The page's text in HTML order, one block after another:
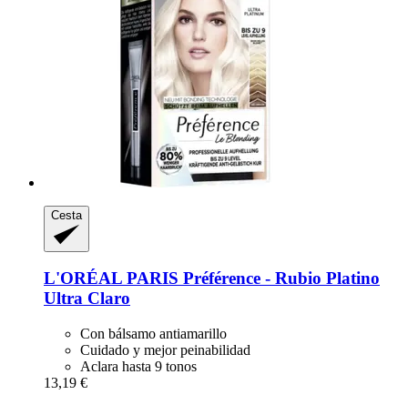
Cesta
L'ORÉAL PARIS Préférence -​ Rubio Platino
Ultra Claro
Con bálsamo antiamarillo
Cuidado y mejor peinabilidad
Aclara hasta 9 tonos
13,19 €